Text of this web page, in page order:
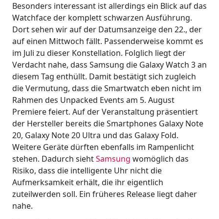
Besonders interessant ist allerdings ein Blick auf das
Watchface der komplett schwarzen Ausführung.
Dort sehen wir auf der Datumsanzeige den 22., der
auf einen Mittwoch fällt. Passenderweise kommt es
im Juli zu dieser Konstellation. Folglich liegt der
Verdacht nahe, dass Samsung die Galaxy Watch 3 an
diesem Tag enthüllt. Damit bestätigt sich zugleich
die Vermutung, dass die Smartwatch eben nicht im
Rahmen des Unpacked Events am 5. August
Premiere feiert. Auf der Veranstaltung präsentiert
der Hersteller bereits die Smartphones Galaxy Note
20, Galaxy Note 20 Ultra und das Galaxy Fold.
Weitere Geräte dürften ebenfalls im Rampenlicht
stehen. Dadurch siehtSamsung womöglich das
Risiko, dass die intelligente Uhr nicht die
Aufmerksamkeit erhält, die ihr eigentlich
zuteilwerden soll. Ein früheres Release liegt daher
nahe.